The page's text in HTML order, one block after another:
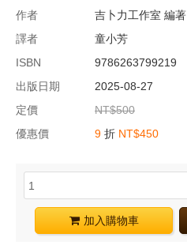
作者
吉卜力工作室 編著
譯者
童小芳
ISBN
9786263799219
出版日期
2025-08-27
定價
NT$500
優惠價
9 折 NT$450
加入購物車